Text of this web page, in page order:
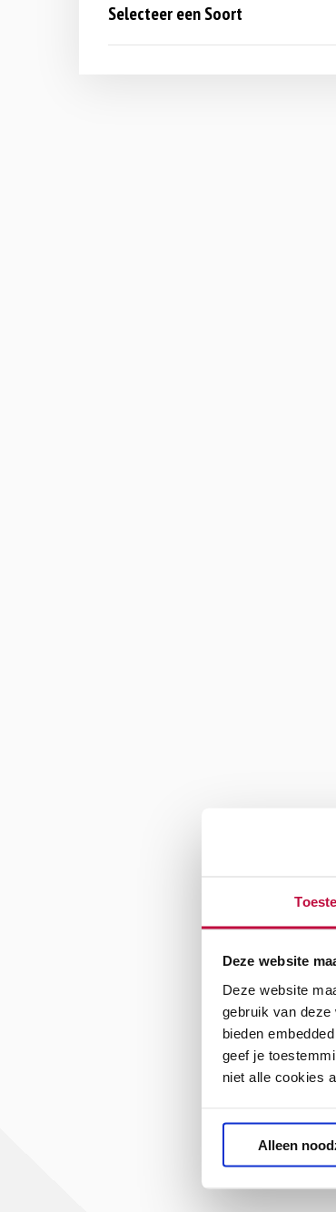
Deze website
Deze website
gebruik van deze
bieden
geef je
niet alle cookies
Alleen
Selecteer een Soort